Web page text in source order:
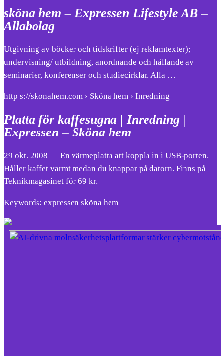
sköna hem – Expressen Lifestyle AB –
Allabolag
Utgivning av böcker och tidskrifter (ej reklamtexter);
undervisning/ utbildning, anordnande och hållande av
seminarier, konferenser och studiecirklar. Alla …
http s://skonahem.com › Sköna hem › Inredning
Platta för kaffesugna | Inredning |
Expressen – Sköna hem
29 okt. 2008 — En värmeplatta att koppla in i USB-porten.
Håller kaffet varmt medan du knappar på datorn. Finns på
Teknikmagasinet för 69 kr.
Keywords: expressen sköna hem